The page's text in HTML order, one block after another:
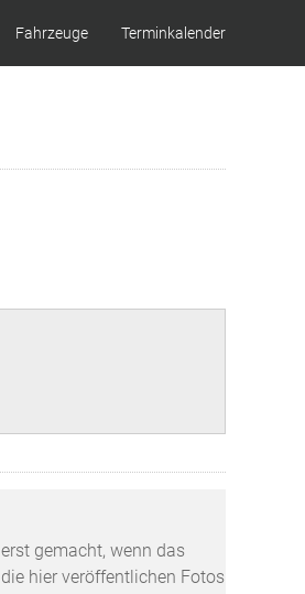
Fahrzeuge Terminkalender
gemacht, wenn das
hier veröffentlichen Fotos